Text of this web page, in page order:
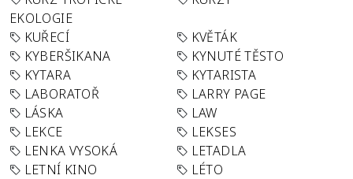
EKOLOGIE
KUŘECÍ
KVĚTÁK
KYBERŠIKANA
KYNUTÉ TĚSTO
KYTARA
KYTARISTA
LABORATOŘ
LARRY PAGE
LÁSKA
LAW
LEKCE
LEKSES
LENKA VYSOKÁ
LETADLA
LETNÍ KINO
LÉTO